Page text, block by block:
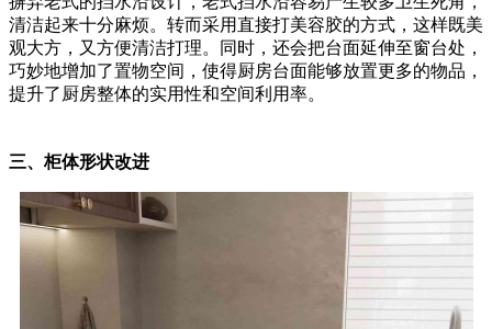
清洁起来十分麻烦。转而采用直接打美容胶的方式，这样既美
观大方，又方便清洁打理。同时，还会把台面延伸至窗台处，
巧妙地增加了置物空间，使得厨房台面能够放置更多的物品，
提升了厨房整体的实用性和空间利用率。
三、柜体形状改进